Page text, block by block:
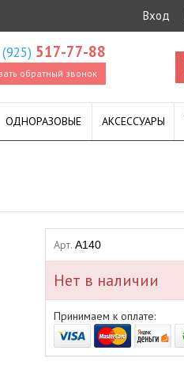
Вход
517-77-88
обратный звонок
ОДНОРАЗОВЫЕ АКСЕССУАРЫ
Арт. A140
Нет в наличии
Принимаем к оплате: